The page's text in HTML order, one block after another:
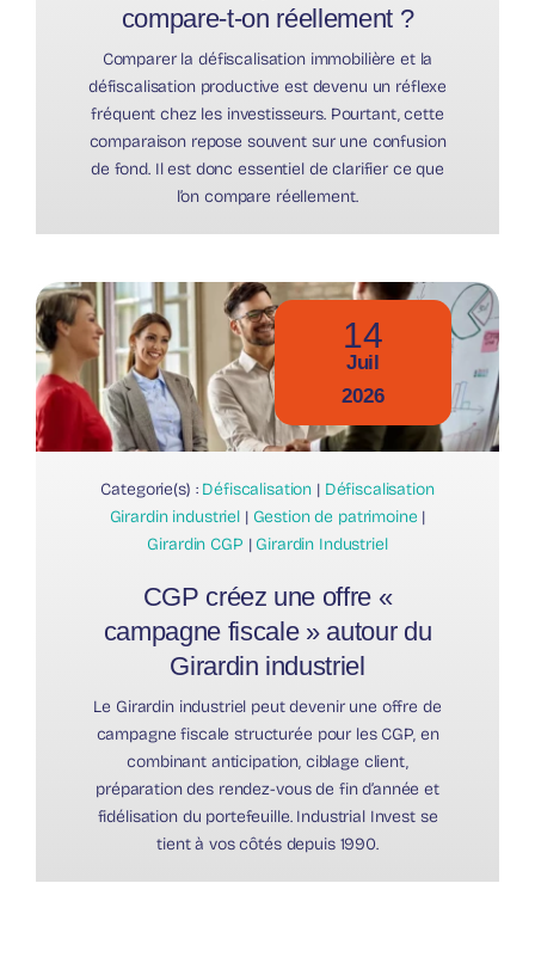
compare-t-on réellement ?
Comparer la défiscalisation immobilière et la
défiscalisation productive est devenu un réflexe
fréquent chez les investisseurs. Pourtant, cette
comparaison repose souvent sur une confusion
de fond. Il est donc essentiel de clarifier ce que
l’on compare réellement.
14
Juil
2026
Categorie(s) : Défiscalisation | Défiscalisation
Girardin industriel| Gestion de patrimoine |
Girardin CGP | Girardin Industriel
CGP créez une offre «
campagne fiscale » autour du
Girardin industriel
Le Girardin industriel peut devenir une offre de
campagne fiscale structurée pour les CGP, en
combinant anticipation, ciblage client,
préparation des rendez-vous de fin d’année et
fidélisation du portefeuille. Industrial Invest se
tient à vos côtés depuis 1990.